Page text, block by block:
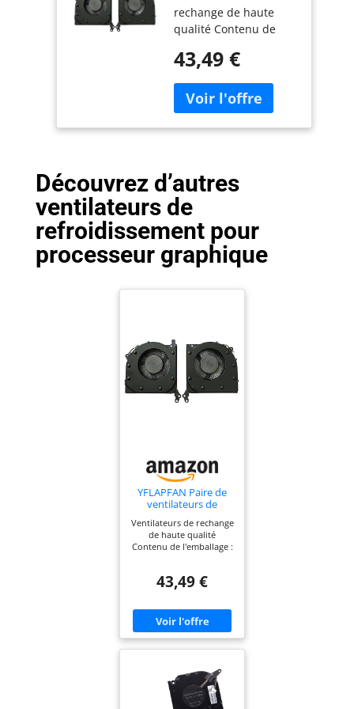
graphique Lenovo
Legion 5-15IMH05
5-15IMH05H
5F10S13917
5F10S13914
5F10S13914 5 V
CC
rechange de haute
qualité Contenu de
ventilateurs de
paire)
43,49 €
Découvrez d’autres
ventilateurs de
refroidissement pour
processeur graphique
YFLAPFAN Paire de
ventilateurs de
processeur graphique
Lenovo Legion 5-
15IMH05 5-
5F10S13917
5F10S13914
Ventilateurs de rechange
de haute qualité
Contenu de l'emballage :
43,49 €